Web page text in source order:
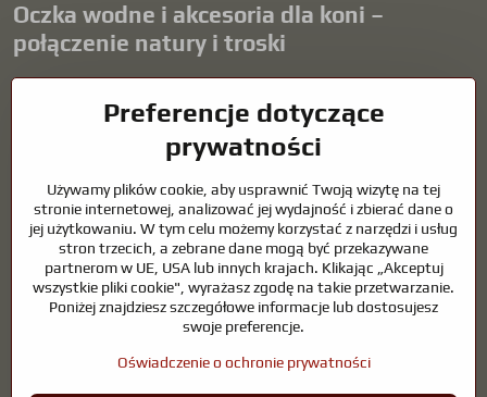
Oczka wodne i akcesoria dla koni –
połączenie natury i troski
harmonijne środowisko sprzyjające relaksowi i życiu zwierząt
wodnych. Odpowiednia technologia, filtracja i regularna
konserwacja są kluczem do czystej wody i zdrowego stawu przez
naszego życia.
Konie wymagają wysokiej jakości sprzętu jeździeckiego,
odpowiedniego odżywiania i odpowiedzialnej opieki, aby być zdrowe,
silne i zadowolone. Niezależnie od tego, czy chodzi o sprzęt dla
jeźdźców, hodowców, czy miłośników natury, celem jest stworzenie
środowiska, które wspiera naturalną równowagę, bezpieczeństwo i
Preferencje dotyczące
prywatności
Używamy plików cookie, aby usprawnić Twoją wizytę na tej
stronie internetowej, analizować jej wydajność i zbierać dane o
jej użytkowaniu. W tym celu możemy korzystać z narzędzi i usług
stron trzecich, a zebrane dane mogą być przekazywane
partnerom w UE, USA lub innych krajach. Klikając „Akceptuj
wszystkie pliki cookie", wyrażasz zgodę na takie przetwarzanie.
Poniżej znajdziesz szczegółowe informacje lub dostosujesz
swoje preferencje.
Oświadczenie o ochronie prywatności